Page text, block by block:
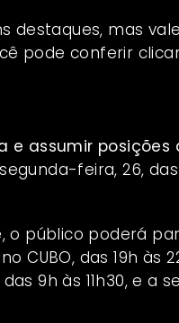
destaques, mas
pode conferir
e assumir posições
feira, 26, das
o público poderá
CUBO, das 19h às
9h às 11h30, e a